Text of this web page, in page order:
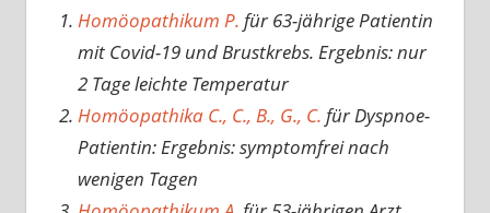
Homöopathikum P. für 63-jährige Patientin
mit Covid-19 und Brustkrebs. Ergebnis: nur
2 Tage leichte Temperatur
Homöopathika C., C., B., G., C. für Dyspnoe-
Patientin: Ergebnis: symptomfrei nach
wenigen Tagen